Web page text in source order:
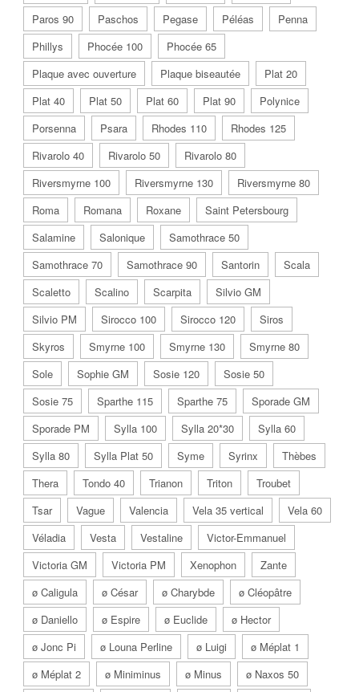
Paros 90
Paschos Pegase Péléas
Penna
Phillys
Phocée 100
Phocée 65
Plaque avec ouverture
Plaque biseautée
Plat 20
Plat 40
Plat 50 Plat 60 Plat 90
Polynice
Porsenna
Psara Rhodes 110
Rhodes 125
Rivarolo 40
Rivarolo 50
Rivarolo 80
Riversmyrne 100
Riversmyrne 130
Riversmyrne 80
Roma
Romana Roxane
Saint Petersbourg
Salamine
Salonique
Samothrace 50
Samothrace 70
Samothrace 90 Santorin
Scala
Scaletto
Scalino Scarpita
Silvio GM
Silvio PM
Sirocco 100 Sirocco 120
Siros
Skyros
Smyrne 100 Smyrne 130
Smyrne 80
Sole
Sophie GM Sosie 120
Sosie 50
Sosie 75
Sparthe 115 Sparthe 75
Sporade GM
Sporade PM
Sylla 100 Sylla 20*30
Sylla 60
Sylla 80
Sylla Plat 50 Syme Syrinx
Thèbes
Thera
Tondo 40 Trianon Triton
Troubet
Tsar
Vague Valencia Vela 35 vertical
Vela 60
Véladia
Vesta Vestaline
Victor-Emmanuel
Victoria GM
Victoria PM Xenophon
Zante
ø Caligula
ø César ø Charybde
ø Cléopâtre
ø Daniello
ø Espire ø Euclide
ø Hector
ø Jonc Pi
ø Louna Perline ø Luigi
ø Méplat 1
ø Méplat 2
ø Miniminus ø Minus
ø Naxos 50